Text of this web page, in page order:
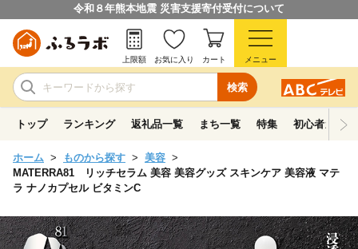
令和８年熊本地震 災害支援寄付受付について
検索
上限額 お気に入り カート メニュー
トップ ランキング 返礼品一覧 まち一覧 特集 初心者ガイド
ホーム ものから探す
美容
MATERRA81 リッチセラム 美容 美容グッズ スキンケア 美容液 マテ
ラ ナノカプセル ビタミンC